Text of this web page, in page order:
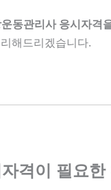
동관리사 응시자격
해드리겠습니다.
격이 필요한